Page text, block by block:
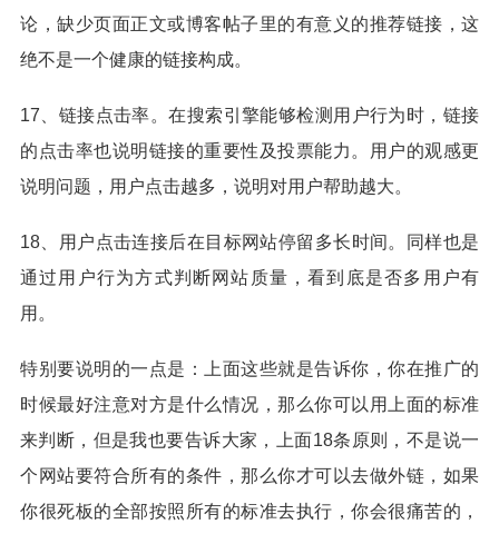
论，缺少页面正文或博客帖子里的有意义的推荐链接，这
绝不是一个健康的链接构成。
17、链接点击率。在搜索引擎能够检测用户行为时，链接
的点击率也说明链接的重要性及投票能力。用户的观感更
说明问题，用户点击越多，说明对用户帮助越大。
18、用户点击连接后在目标网站停留多长时间。同样也是
通过用户行为方式判断网站质量，看到底是否多用户有
用。
特别要说明的一点是：上面这些就是告诉你，你在推广的
时候最好注意对方是什么情况，那么你可以用上面的标准
来判断，但是我也要告诉大家，上面18条原则，不是说一
个网站要符合所有的条件，那么你才可以去做外链，如果
你很死板的全部按照所有的标准去执行，你会很痛苦的，